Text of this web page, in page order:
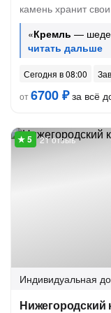
камень хранит
«Кремль —
Сегодня в 08:00
от6700 ₽за всё
21 отзыв
Индивидуальная
Нижегородский